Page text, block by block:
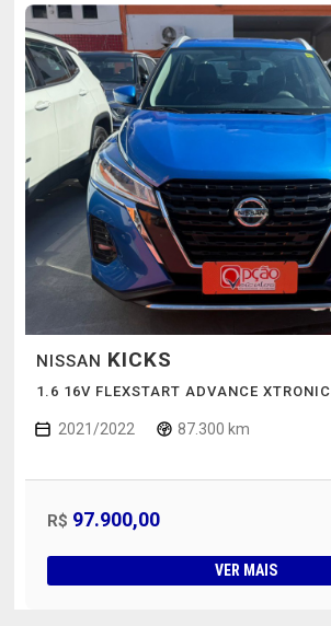
NISSAN KICKS
1.6 16V FLEXSTART ADVANCE XTRONIC
2021/2022 87.300 km
R$ 97.900,00
VER MAIS